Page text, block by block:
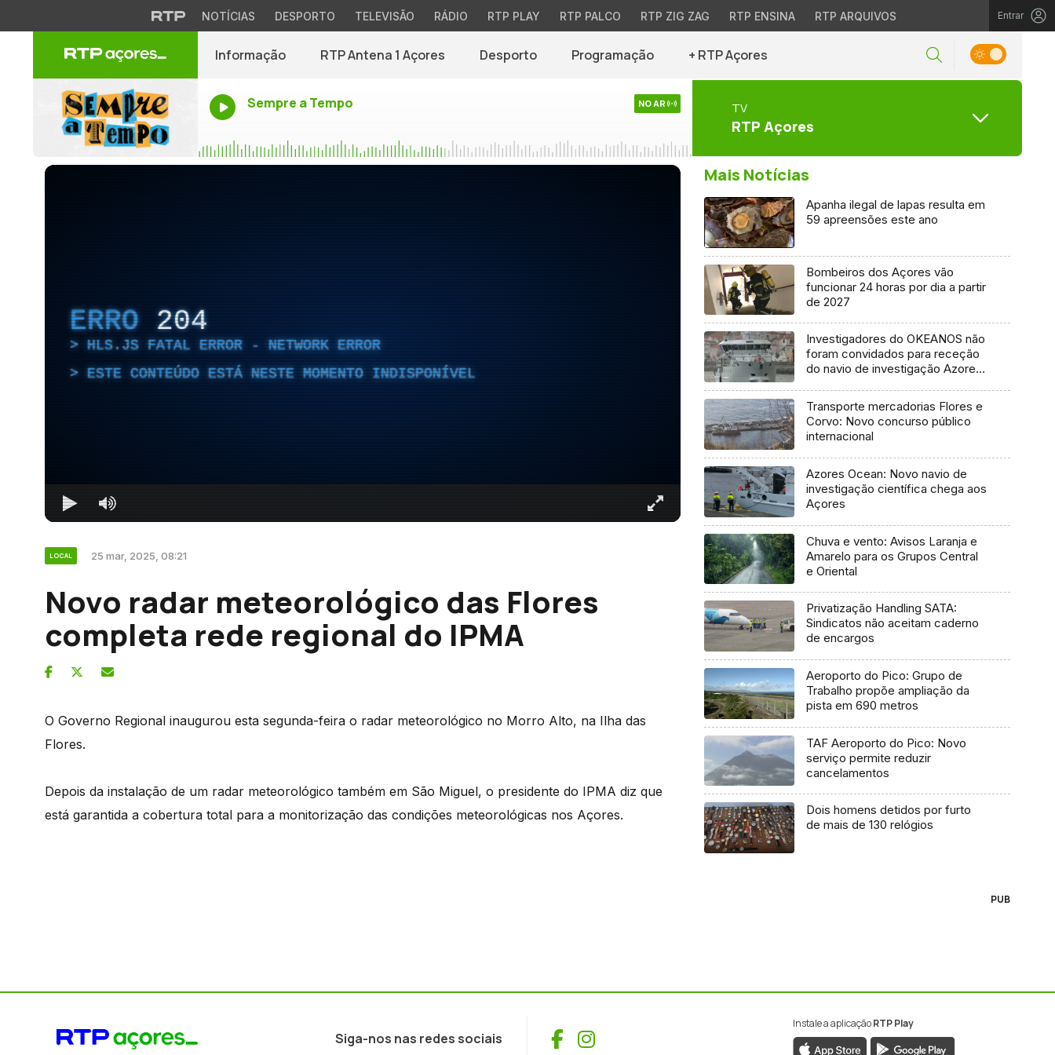
NOTÍCIAS DESPORTO TELEVISÃO RÁDIO RTP PLAY RTP PALCO RTP ZIG ZAG RTP ENSINA RTP ARQUIVOS Entrar
Informação RTP Antena 1 Açores Desporto Programação + RTP Açores
Sempre a Tempo NO AR TV
RTP Açores
ERRO 204
HLS.JS FATAL ERROR - NETWORK ERROR
ESTE CONTEÚDO ESTÁ NESTE MOMENTO INDISPONÍVEL
LOCAL 25 mar, 2025, 08:21
Novo radar meteorológico das Flores
completa rede regional do IPMA
O Governo Regional inaugurou esta segunda-feira o radar meteorológico no Morro Alto, na Ilha das
Flores.
Depois da instalação de um radar meteorológico também em São Miguel, o presidente do IPMA diz que
está garantida a cobertura total para a monitorização das condições meteorológicas nos Açores.
Mais Notícias
Apanha ilegal de lapas resulta em
59 apreensões este ano
Bombeiros dos Açores vão
funcionar 24 horas por dia a partir
de 2027
Investigadores do OKEANOS não
foram convidados para receção
do navio de investigação Azores
Transporte mercadorias Flores e
Corvo: Novo concurso público
internacional
Azores Ocean: Novo navio de
investigação científica chega aos
Açores
Chuva e vento: Avisos Laranja e
Amarelo para os Grupos Central
e Oriental
Privatização Handling SATA:
Sindicatos não aceitam caderno
de encargos
Aeroporto do Pico: Grupo de
Trabalho propõe ampliação da
pista em 690 metros
TAF Aeroporto do Pico: Novo
serviço permite reduzir
cancelamentos
Dois homens detidos por furto
de mais de 130 relógios
PUB
Siga-nos nas redes sociais Facebook
Instagram
Instale a aplicaçãoRTP Play